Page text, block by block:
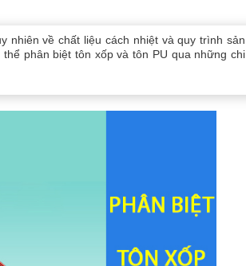
nhiên về chất liệu cách nhiệt và quy trình sản
phân biệt tôn xốp và tôn PU qua những chi